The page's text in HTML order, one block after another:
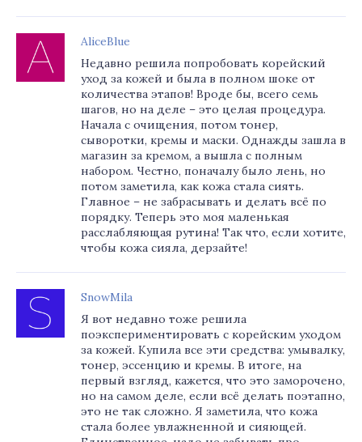
AliceBlue
Недавно решила попробовать корейский
уход за кожей и была в полном шоке от
количества этапов! Вроде бы, всего семь
шагов, но на деле – это целая процедура.
Начала с очищения, потом тонер,
сыворотки, кремы и маски. Однажды зашла в
магазин за кремом, а вышла с полным
набором. Честно, поначалу было лень, но
потом заметила, как кожа стала сиять.
Главное – не забрасывать и делать всё по
порядку. Теперь это моя маленькая
расслабляющая рутина! Так что, если хотите,
чтобы кожа сияла, дерзайте!
SnowMila
Я вот недавно тоже решила
поэкспериментировать с корейским уходом
за кожей. Купила все эти средства: умывалку,
тонер, эссенцию и кремы. В итоге, на
первый взгляд, кажется, что это заморочено,
но на самом деле, если всё делать поэтапно,
это не так сложно. Я заметила, что кожа
стала более увлажненной и сияющей.